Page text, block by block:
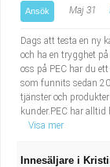
Ansök Maj 31
Dags att testa en ny
och ha en trygghet
oss på PEC har du
som funnits sedan
tjänster och
kunder.PEC har
Visa mer
Innesäljare i